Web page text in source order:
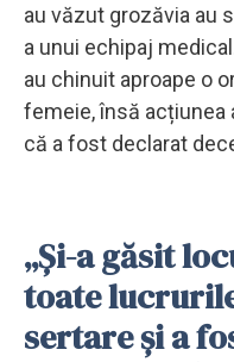
au văzut grozăvia au
a unui echipaj
au chinuit aproape o
femeie, însă
că a fost declarat
„Și-a găsit
toate
sertare și a